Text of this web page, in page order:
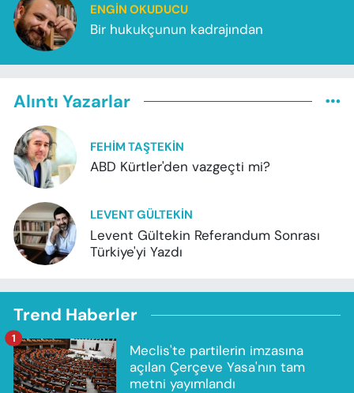
ENGIN OKUDUCU
Bir hukukçunun kadrajından
Alıntı Yazarlar
FEHIM TAŞTEKIN
ABD Kürtler'den vazgeçti mi?
LEVENT GÜLTEKIN
Levent Gültekin Referandum Sonrası
Türkiye'yi Yazdı
Trend Haberler
Meclis'te partilerin imzasına
açılan Çerçeve Yasa'nın tam
metni yayımlandı
1